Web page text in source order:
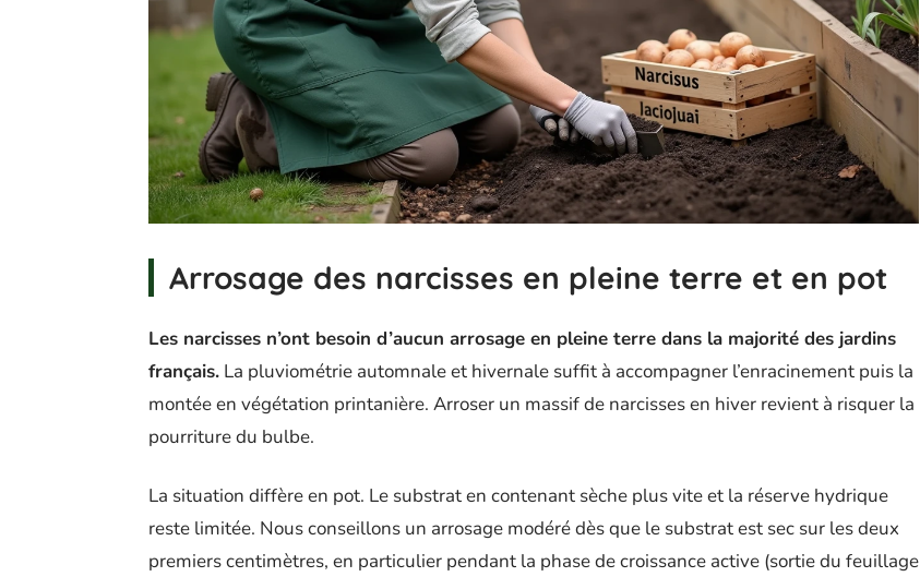
Arrosage des narcisses en pleine terre et en pot
Les narcisses n’ont besoin d’aucun arrosage en pleine terre dans la majorité des jardins
français. La pluviométrie automnale et hivernale suffit à accompagner l’enracinement puis la
montée en végétation printanière. Arroser un massif de narcisses en hiver revient à risquer la
pourriture du bulbe.
La situation diffère en pot. Le substrat en contenant sèche plus vite et la réserve hydrique
reste limitée. Nous conseillons un arrosage modéré dès que le substrat est sec sur les deux
premiers centimètres, en particulier pendant la phase de croissance active (sortie du feuillage